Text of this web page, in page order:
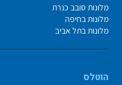
מלונות סובב כנרת
מלונות בחיפה
מלונות בתל אביב
הוטלס